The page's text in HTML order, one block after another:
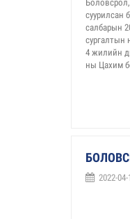
суурилсан
салбарын
сургалтын
4 жилийн
ны Цахим
2022-04-